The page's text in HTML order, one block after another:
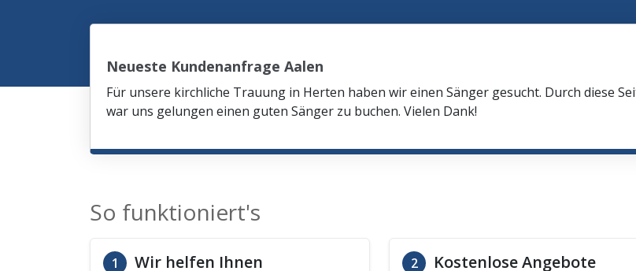
Neueste Kundenanfrage Aalen
Für unsere kirchliche Trauung in Herten haben wir einen Sänger gesucht. Durch diese
war uns gelungen einen guten Sänger zu buchen. Vielen Dank!
So funktioniert's
1 Wir helfen Ihnen 2 Kostenlose Angebote